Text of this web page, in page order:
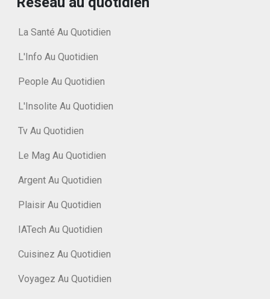
La Santé Au Quotidien
L'Info Au Quotidien
People Au Quotidien
L'Insolite Au Quotidien
Tv Au Quotidien
Le Mag Au Quotidien
Argent Au Quotidien
Plaisir Au Quotidien
IATech Au Quotidien
Cuisinez Au Quotidien
Voyagez Au Quotidien